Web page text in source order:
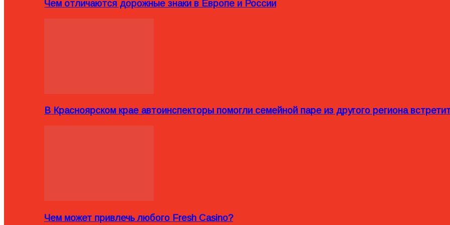
Чем отличаются дорожные знаки в Европе и России
В Красноярском крае автоинспекторы помогли семейной паре из другого региона
Чем может привлечь любого Fresh Casino?